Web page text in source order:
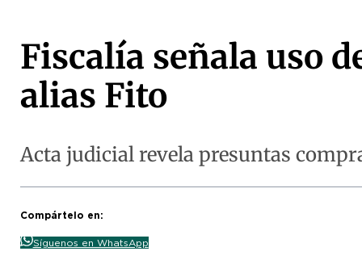
Fiscalía señala uso
alias Fito
Acta judicial revela presuntas
Compártelo en:
Síguenos en WhatsApp